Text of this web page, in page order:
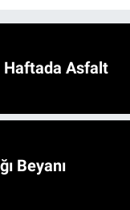
Beyanı